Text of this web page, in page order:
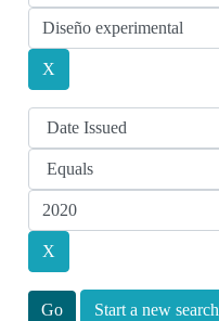
Start a new search